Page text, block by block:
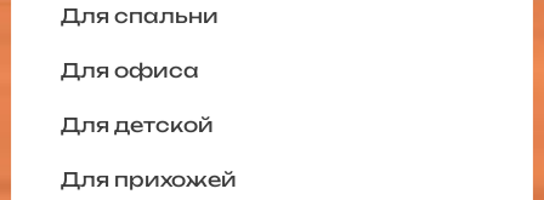
Для спальни
Для офиса
Для детской
Для прихожей